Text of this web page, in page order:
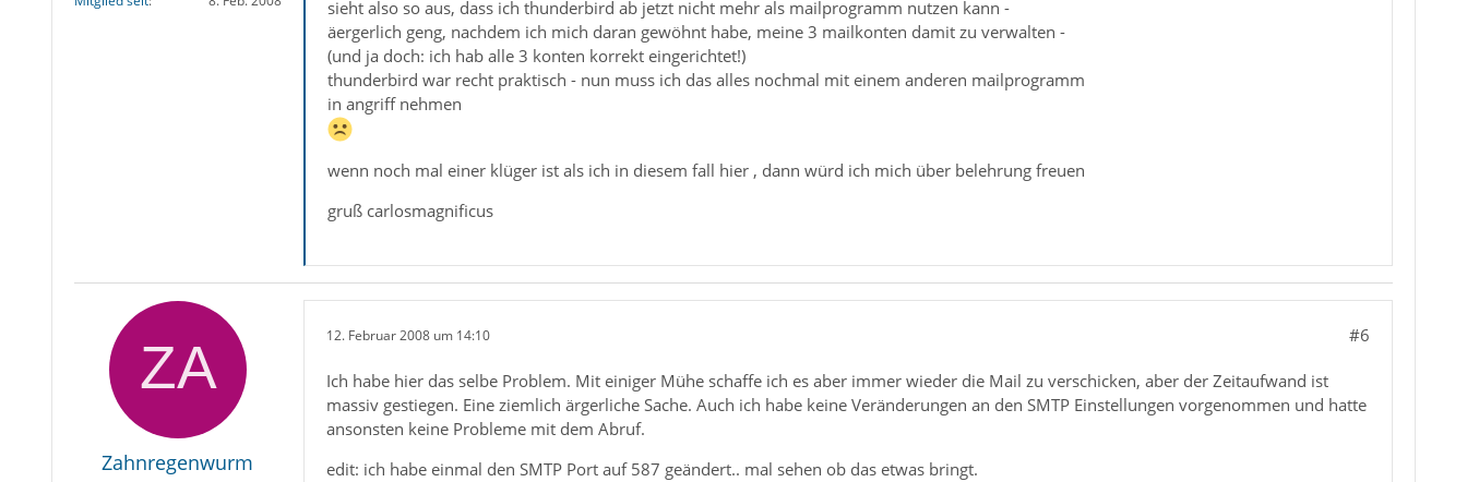
sieht also so aus, dass ich thunderbird ab jetzt nicht mehr als mailprogramm nutzen kann -
äergerlich geng, nachdem ich mich daran gewöhnt habe, meine 3 mailkonten damit zu verwalten -
(und ja doch: ich hab alle 3 konten korrekt eingerichtet!)
thunderbird war recht praktisch - nun muss ich das alles nochmal mit einem anderen mailprogramm
in angriff nehmen
wenn noch mal einer klüger ist als ich in diesem fall hier , dann würd ich mich über belehrung freuen
gruß carlosmagnificus
Zahnregenwurm
12. Februar 2008 um 14:10 #6
Ich habe hier das selbe Problem. Mit einiger Mühe schaffe ich es aber immer wieder die Mail zu verschicken, aber der Zeitaufwand ist
massiv gestiegen. Eine ziemlich ärgerliche Sache. Auch ich habe keine Veränderungen an den SMTP Einstellungen vorgenommen und hatte
ansonsten keine Probleme mit dem Abruf.
edit: ich habe einmal den SMTP Port auf 587 geändert.. mal sehen ob das etwas bringt.